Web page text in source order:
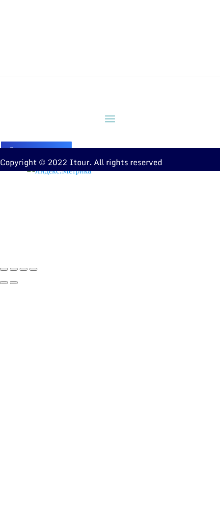
Оставить заявку
Copyright © 2022 Itour. All rights reserved